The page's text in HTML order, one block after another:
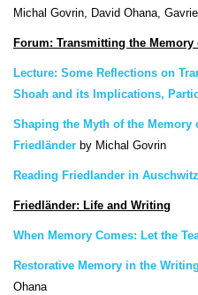
Michal Govrin, David Ohana,
Forum: Transmitting the Memory
Lecture: Some Reflections on
Shoah and its Implications,
Shaping the Myth of the Memory
Friedländer by Michal Govrin
Reading Friedlander in Auschwitz
Friedländer: Life and Writing
When Memory Comes: Let the
Restorative Memory in the
Ohana